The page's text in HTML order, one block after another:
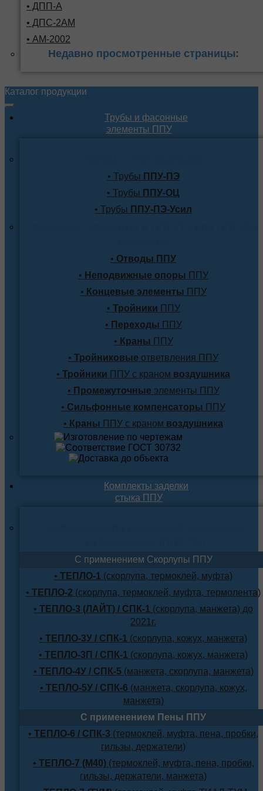
• ДПП-А
• ДПС-2АМ
• АМ-2002
Недавно просмотренные страницы:
Каталог продукции
Трубы и фасонные
элементы ППУ
• Трубы ППУ-ПЭ
• Трубы ППУ-ОЦ
• Трубы ППУ-ПЭ-Усил
• Отводы ППУ
• Неподвижные опоры ППУ
• Концевые элементы ППУ
• Тройники ППУ
• Переходы ППУ
• Краны ППУ
• Тройниковые ответвления ППУ
• Тройники ППУ с краном воздушника
• Промежуточные элементы ППУ
• Сильфонные компенсаторы ППУ
• Краны ППУ с краном воздушника
Комплекты заделки
стыка ППУ
С применением Скорлупы ППУ
• ТЕПЛО-1 (скорлупа, термоклей, муфта)
• ТЕПЛО-2 (скорлупа, термоклей, муфта, термолента)
• ТЕПЛО-3 (ЛАЙТ) / СПК-1 (скорлупа, манжета) до
2021г.
• ТЕПЛО-3У / СПК-1 (скорлупа, кожух, манжета)
• ТЕПЛО-3П / СПК-1 (скорлупа, кожух, манжета)
• ТЕПЛО-4У / СПК-5 (манжета, скорлупа, манжета)
• ТЕПЛО-5У / СПК-6 (манжета, скорлупа, кожух,
манжета)
С применением Пены ППУ
• ТЕПЛО-6 / СПК-3 (термоклей, муфта, пена, пробки,
гильзы, держатели)
• ТЕПЛО-7 (М40)(термоклей, муфта, пена, пробки,
гильзы, держатели, манжета)